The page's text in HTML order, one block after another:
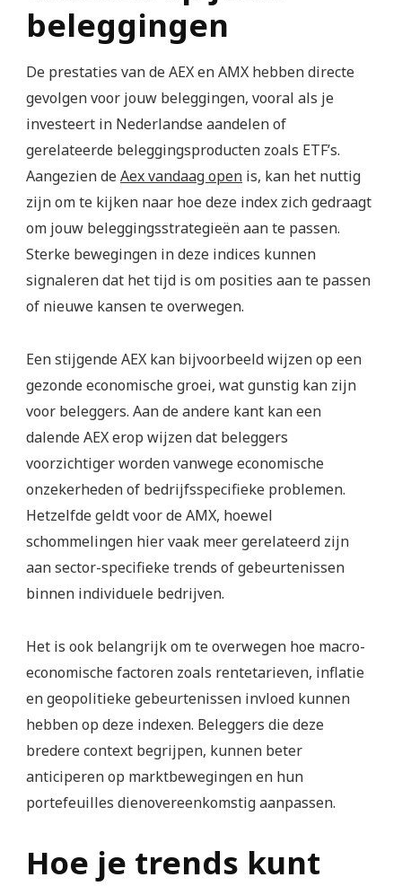
beleggingen
De prestaties van de AEX en AMX hebben directe
gevolgen voor jouw beleggingen, vooral als je
investeert in Nederlandse aandelen of
gerelateerde beleggingsproducten zoals ETF’s.
Aangezien deAex vandaag open is, kan het nuttig
zijn om te kijken naar hoe deze index zich gedraagt
om jouw beleggingsstrategieën aan te passen.
Sterke bewegingen in deze indices kunnen
signaleren dat het tijd is om posities aan te passen
of nieuwe kansen te overwegen.
Een stijgende AEX kan bijvoorbeeld wijzen op een
gezonde economische groei, wat gunstig kan zijn
voor beleggers. Aan de andere kant kan een
dalende AEX erop wijzen dat beleggers
voorzichtiger worden vanwege economische
onzekerheden of bedrijfsspecifieke problemen.
Hetzelfde geldt voor de AMX, hoewel
schommelingen hier vaak meer gerelateerd zijn
aan sector-specifieke trends of gebeurtenissen
binnen individuele bedrijven.
Het is ook belangrijk om te overwegen hoe macro-
economische factoren zoals rentetarieven, inflatie
en geopolitieke gebeurtenissen invloed kunnen
hebben op deze indexen. Beleggers die deze
bredere context begrijpen, kunnen beter
anticiperen op marktbewegingen en hun
portefeuilles dienovereenkomstig aanpassen.
Hoe je trends kunt